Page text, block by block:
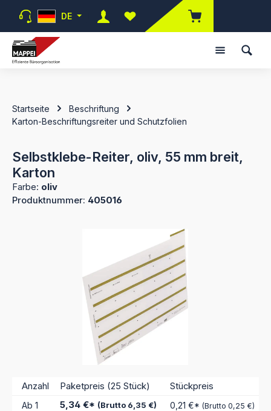
Zum Hauptinhalt springen
DE
Du hast 0 Produkte auf dem
Startseite
Beschriftung
Karton-Beschriftungsreiter und Schutzfolien
Selbstklebe-Reiter, oliv, 55 mm breit,
Karton
Farbe: oliv
Produktnummer: 405016
Anzahl Paketpreis (25 Stück) Stückpreis
Ab 1 5,34 €* (Brutto 6,35 €) 0,21 €* (Brutto 0,25 €)